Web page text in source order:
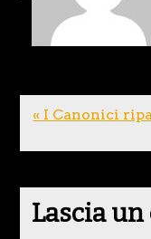
« I Canonici
Lascia